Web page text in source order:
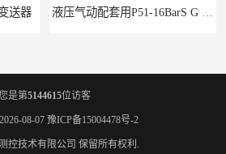
送器
是第5144615位访客
08-07 豫ICP备15004478号-2
控技术有限公司 保留所有权利.